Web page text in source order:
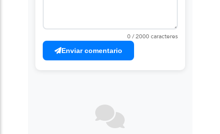
0 / 2000 caracteres
Enviar comentario